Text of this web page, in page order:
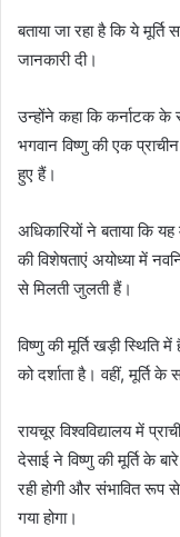
बताया जा रहा है कि ये मूर्ति
जानकारी दी।
उन्होंने कहा कि कर्नाटक
भगवान विष्णु की एक
हुए हैं।
अधिकारियों ने बताया कि
की विशेषताएं अयोध्या में
से मिलती जुलती हैं।
विष्णु की मूर्ति खड़ी
को दर्शाता है। वहीं, मूर्ति
रायचूर विश्वविद्यालय में
देसाई ने विष्णु की मूर्ति के
रही होगी और संभावित रूप
गया होगा।